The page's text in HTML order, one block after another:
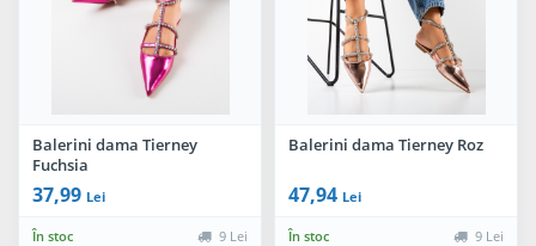
Balerini dama Tierney
Fuchsia
37,99 Lei
În stoc 9 Lei
Balerini dama Tierney Roz
47,94 Lei
În stoc 9 Lei